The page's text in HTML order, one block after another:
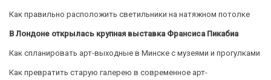
Как правильно расположить светильники на натяжном потолке
В Лондоне открылась крупная выставка Франсиса Пикабиа
Как спланировать арт-выходные в Минске с музеями и прогулками
Как превратить старую галерею в современное арт-